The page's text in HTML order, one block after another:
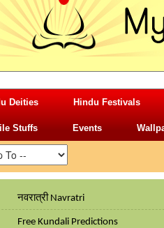
Deities Hindu Festivals
Stuffs Events
नवरात्री Navratri
Free Kundali Predictions